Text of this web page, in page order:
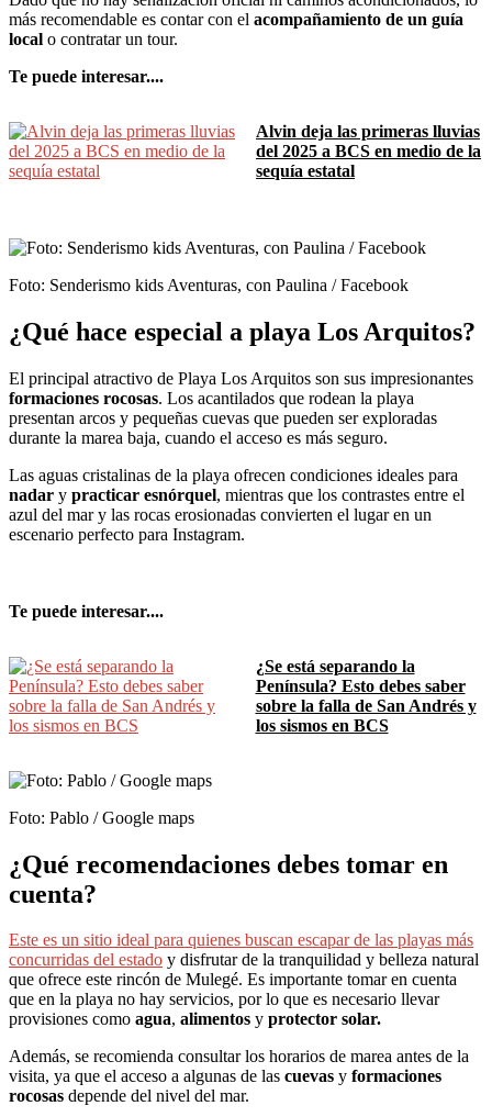
más recomendable es contar con el acompañamiento de un guía
local o contratar un tour.
Te puede interesar....
Alvin deja las primeras lluvias
del 2025 a BCS en medio de la
sequía estatal
Foto: Senderismo kids Aventuras, con Paulina / Facebook
¿Qué hace especial a playa Los Arquitos?
El principal atractivo de Playa Los Arquitos son sus impresionantes
formaciones rocosas. Los acantilados que rodean la playa
presentan arcos y pequeñas cuevas que pueden ser exploradas
durante la marea baja, cuando el acceso es más seguro.
Las aguas cristalinas de la playa ofrecen condiciones ideales para
nadar y practicar esnórquel, mientras que los contrastes entre el
azul del mar y las rocas erosionadas convierten el lugar en un
escenario perfecto para Instagram.
Te puede interesar....
¿Se está separando la
Península? Esto debes saber
sobre la falla de San Andrés y
los sismos en BCS
Foto: Pablo / Google maps
¿Qué recomendaciones debes tomar en
cuenta?
Este es un sitio ideal para quienes buscan escapar de las playas más
concurridas del estado y disfrutar de la tranquilidad y belleza natural
que ofrece este rincón de Mulegé. Es importante tomar en cuenta
que en la playa no hay servicios, por lo que es necesario llevar
provisiones como agua, alimentos y protector solar.
Además, se recomienda consultar los horarios de marea antes de la
visita, ya que el acceso a algunas de las cuevas y formaciones
rocosas depende del nivel del mar.